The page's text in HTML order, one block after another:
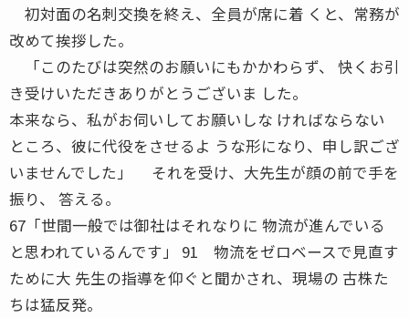
初対面の名刺交換を終え、全員が席に着 くと、常務が
改めて挨拶した。
「このたびは突然のお願いにもかかわらず、 快くお引
き受けいただきありがとうございま した。
本来なら、私がお伺いしてお願いしな ければならない
ところ、彼に代役をさせるよ うな形になり、申し訳ござ
いませんでした」 それを受け、大先生が顔の前で手を
振り、 答える。
67「世間一般では御社はそれなりに 物流が進んでいる
と思われているんです」 91 物流をゼロベースで見直す
ために大 先生の指導を仰ぐと聞かされ、現場の 古株た
ちは猛反発。